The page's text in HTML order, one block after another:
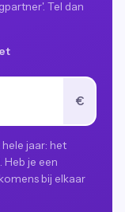
Tel dan
€
jaar: het
je een
bij elkaar